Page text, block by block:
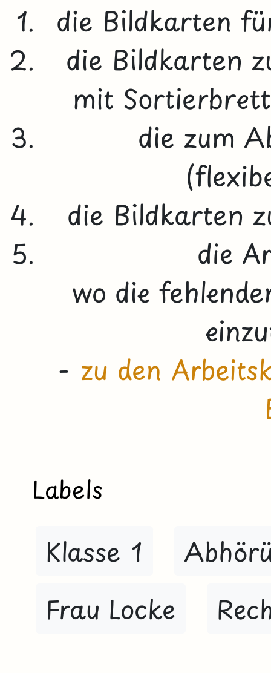
die Bildkarten
die Bildkarten
mit
die zum
die Bildkarten
die
wo die
- zu den
Labels
Klasse 1
Frau Locke